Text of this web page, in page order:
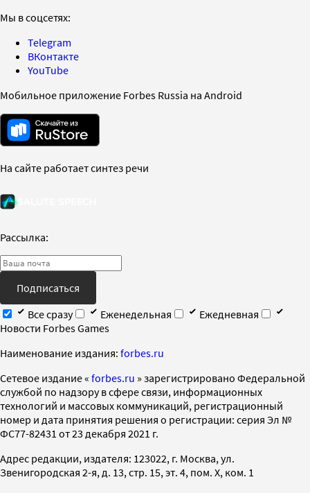
Мы в соцсетях:
Telegram
ВКонтакте
YouTube
Мобильное приложение Forbes Russia на Android
На сайте работает синтез речи
Рассылка:
Подписаться
Все сразу
Еженедельная
Ежедневная
Новости Forbes Games
Наименование издания: forbes.ru
Cетевое издание « forbes.ru » зарегистрировано Федеральной
службой по надзору в сфере связи, информационных
технологий и массовых коммуникаций, регистрационный
номер и дата принятия решения о регистрации: серия Эл №
ФС77-82431 от 23 декабря 2021 г.
Адрес редакции, издателя: 123022, г. Москва, ул.
Звенигородская 2-я, д. 13, стр. 15, эт. 4, пом. X, ком. 1